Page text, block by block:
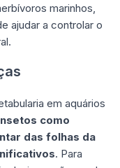
marinhos,
ajudar a controlar o
em aquários
como
das folhas da
. Para